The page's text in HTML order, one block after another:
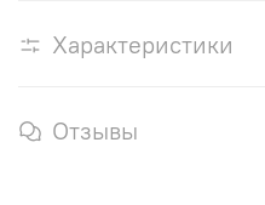
Характеристики
Отзывы